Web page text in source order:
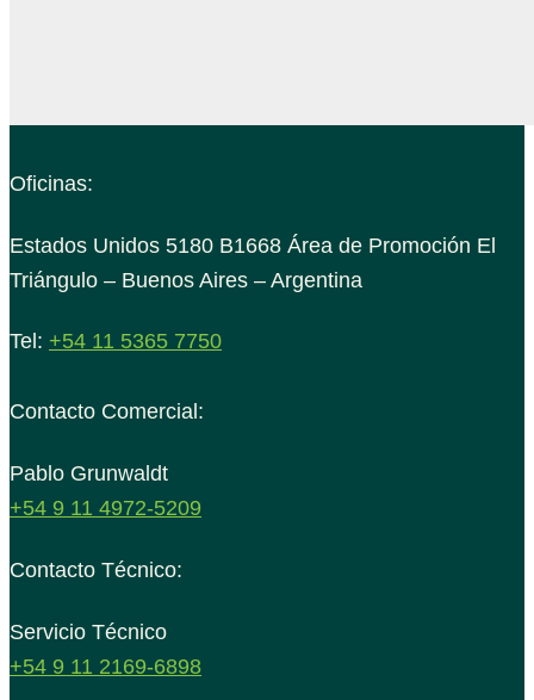
Oficinas:
Estados Unidos 5180 B1668 Área de Promoción El
Triángulo – Buenos Aires – Argentina
Tel: +54 11 5365 7750
Contacto Comercial:
Pablo Grunwaldt
+54 9 11 4972-5209
Contacto Técnico:
Servicio Técnico
+54 9 11 2169-6898